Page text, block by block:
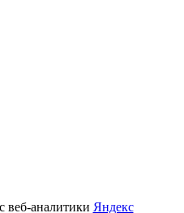
веб-аналитики Яндекс